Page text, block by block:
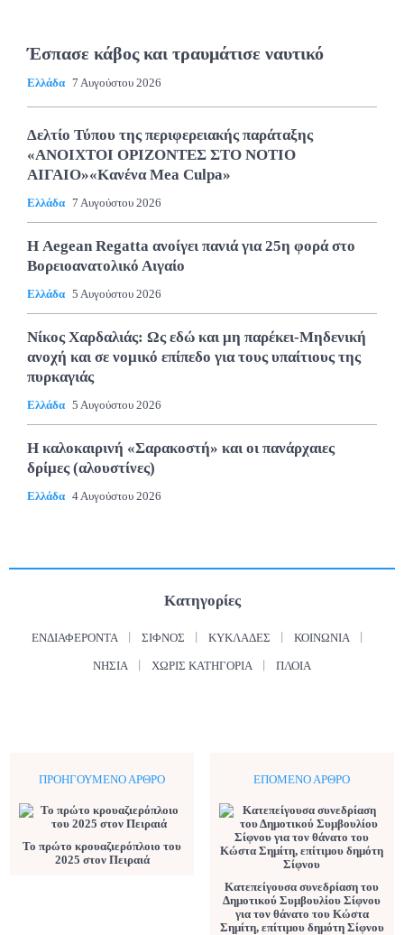
Έσπασε κάβος και τραυμάτισε ναυτικό
Ελλάδα 7 Αυγούστου 2026
Δελτίο Τύπου της περιφερειακής παράταξης
«ΑΝΟΙΧΤΟΙ ΟΡΙΖΟΝΤΕΣ ΣΤΟ ΝΟΤΙΟ
ΑΙΓΑΙΟ»«Κανένα Mea Culpa»
Ελλάδα 7 Αυγούστου 2026
Η Aegean Regatta ανοίγει πανιά για 25η φορά στο
Βορειοανατολικό Αιγαίο
Ελλάδα 5 Αυγούστου 2026
Νίκος Χαρδαλιάς: Ως εδώ και μη παρέκει-Μηδενική
ανοχή και σε νομικό επίπεδο για τους υπαίτιους της
πυρκαγιάς
Ελλάδα 5 Αυγούστου 2026
Η καλοκαιρινή «Σαρακοστή» και οι πανάρχαιες
δρίμες (αλουστίνες)
Ελλάδα 4 Αυγούστου 2026
Κατηγορίες
ΕΝΔΙΑΦΈΡΟΝΤΑ ΣΊΦΝΟΣ ΚΥΚΛΆΔΕΣ ΚΟΙΝΩΝΊΑ
ΝΗΣΙΆ ΧΩΡΊΣ ΚΑΤΗΓΟΡΊΑ ΠΛΟΊΑ
ΠΡΟΗΓΟΎΜΕΝΟ ΆΡΘΡΟ
Το πρώτο κρουαζιερόπλοιο του
2025 στον Πειραιά
ΕΠΌΜΕΝΟ ΆΡΘΡΟ
Κατεπείγουσα συνεδρίαση του
Δημοτικού Συμβουλίου Σίφνου
για τον θάνατο του Κώστα
Σημίτη, επίτιμου δημότη Σίφνου